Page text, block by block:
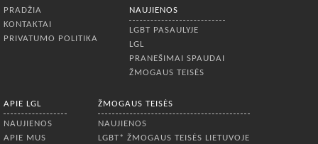
PRADŽIA
KONTAKTAI
PRIVATUMO POLITIKA
NAUJIENOS
LGBT PASAULYJE
LGL
PRANEŠIMAI SPAUDAI
ŽMOGAUS TEISĖS
APIE LGL
NAUJIENOS
APIE MUS
ŽMOGAUS TEISĖS
NAUJIENOS
LGBT* ŽMOGAUS TEISĖS LIETUVOJE